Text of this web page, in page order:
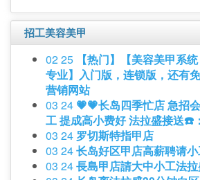
招工美容美甲
02 25
【热门】【美容美甲系
专业】入门版，连锁版，还有
营销网站
03 24 💗💗长岛四季忙店 急招
工 提成高小费好 法拉盛接送☎️：
03 24 罗切斯特指甲店
03 24长岛好区甲店高薪聘请
03 24長島甲店請大中小工法